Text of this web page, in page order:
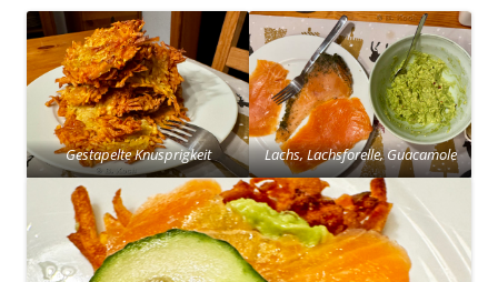
Gestapelte Knusprigkeit Lachs, Lachsforelle, Guacamole